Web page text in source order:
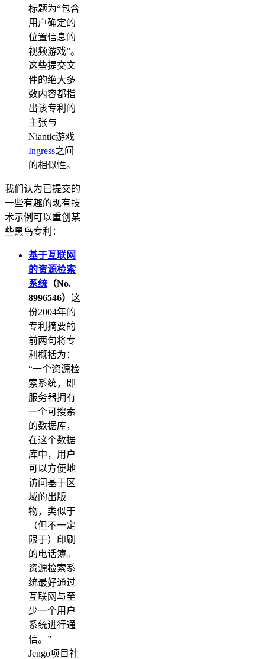
标题为“包含
用户确定的
位置信息的
视频游戏”。
这些提交文
件的绝大多
数内容都指
出该专利的
主张与
Niantic游戏
Ingress之间
的相似性。
我们认为已提交的
一些有趣的现有技
术示例可以重创某
些黑鸟专利：
基于互联网
的资源检索
系统 （No.
8996546） 这
份2004年的
专利摘要的
前两句将专
利概括为：
“一个资源检
索系统，即
服务器拥有
一个可搜索
的数据库，
在这个数据
库中，用户
可以方便地
访问基于区
域的出版
物，类似于
（但不一定
限于）印刷
的电话簿。
资源检索系
统最好通过
互联网与至
少一个用户
系统进行通
信。”
Jengo项目社